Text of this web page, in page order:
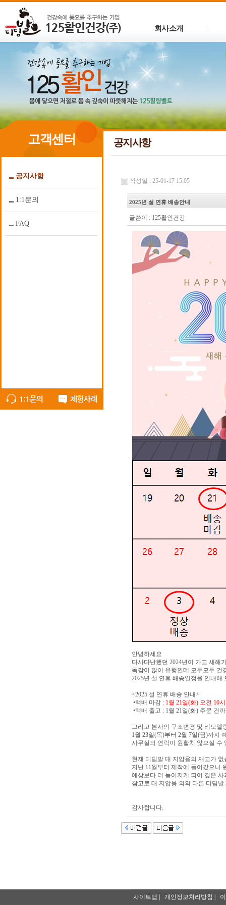
회사소개
고객센터
공지사항
1:1문의
FAQ
공지사항
작성일 : 25-01-17 15:05
2025년 설 연휴 배송안내
글쓴이 : 125활인건강
안녕하세요
다사다난했던 2024년이 가고 새해
독감이 많이 유행인데 모두모두 건
2025년 설 연휴 배송일정을 안내해
<2025 설 연휴 배송 안내>
•택배 마감 : 1월 21일(화) 오전 10
•택배 출고 : 1월 21일(화) 주문 건
그리고 본사의 구조변경 및 리모
1월 23일(목)부터 2월 7일(금)까지
사무실의 연락이 원활치 않으실 수
현재 디딤발 대 지압용의 재고가
지난 11월부터 제작에 들어갔으니
예상보다 더 늦어지게 되어 깊은
참고로 대 지압용 외의 다른 디딤
감사합니다.
사이트맵 개인정보처리방침